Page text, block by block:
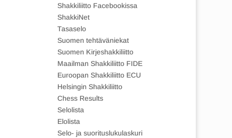
Shakkiliitto Facebookissa
ShakkiNet
Tasaselo
Suomen tehtäväniekat
Suomen Kirjeshakkiliitto
Maailman Shakkiliitto FIDE
Euroopan Shakkiliitto ECU
Helsingin Shakkiliitto
Chess Results
Selolista
Elolista
Selo- ja suorituslukulaskuri